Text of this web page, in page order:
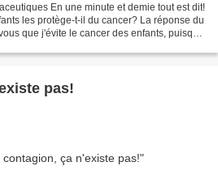
En une minute et demie tout est dit!
les protège-t-il du cancer? La réponse du
que j'évite le cancer des enfants, puisque
pas!